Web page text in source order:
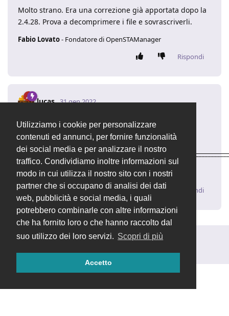
Utilizziamo i cookie per personalizzare
contenuti ed annunci, per fornire funzionalità
dei social media e per analizzare il nostro
traffico. Condividiamo inoltre informazioni sul
modo in cui utilizza il nostro sito con i nostri
partner che si occupano di analisi dei dati
web, pubblicità e social media, i quali
potrebbero combinarle con altre informazioni
che ha fornito loro o che hanno raccolto dal
suo utilizzo dei loro servizi. Scopri di più
Accetto
Molto strano. Era una correzione già apportata dopo la
2.4.28. Prova a decomprimere i file e sovrascriverli.
Fabio Lovato- Fondatore di OpenSTAManager
Rispondi
lucas 31 gen 2022
Se hai dei dubbi suggerisco anche il "Controlla file"
presente nel modulo "Aggiornamenti"
Luca | Supporto TecnicoOpenSTAManager– Il software
gestionale open source
Rispondi
Rispondi alla discussione...